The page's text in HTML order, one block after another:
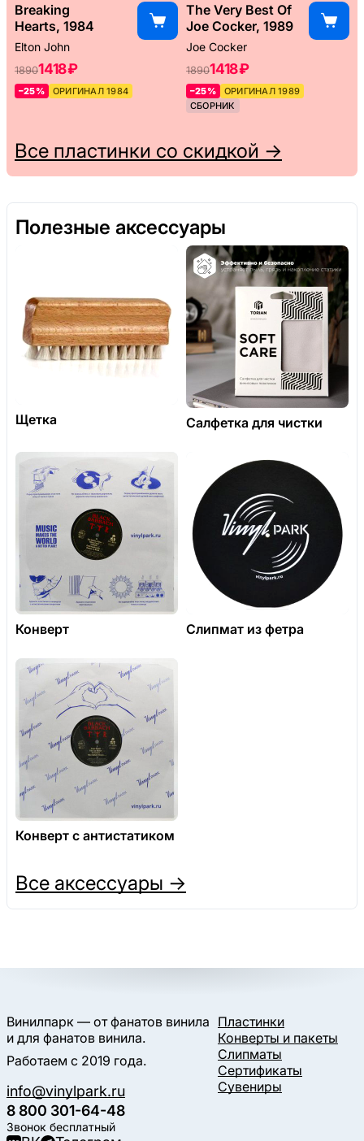
Breaking
Hearts, 1984
Elton John
18901418 ₽
–25% ОРИГИНАЛ 1984
The Very Best Of
Joe Cocker, 1989
Joe Cocker
18901418 ₽
–25%
ОРИГИНАЛ 1989
СБОРНИК
Все пластинки со скидкой →
Полезные аксессуары
Щетка Салфетка для чистки
Конверт Слипмат из фетра
Конверт с антистатиком
Все аксессуары →
Винилпарк — от фанатов винила
и для фанатов винила.
Работаем с 2019 года.
info@vinylpark.ru
8 800 301-64-48
Звонок бесплатный
Пластинки
Конверты и пакеты
Слипматы
Сертификаты
Сувениры